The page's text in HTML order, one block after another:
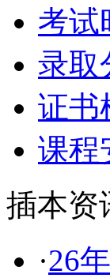
考试
录取
证书
课程
插本资
·26